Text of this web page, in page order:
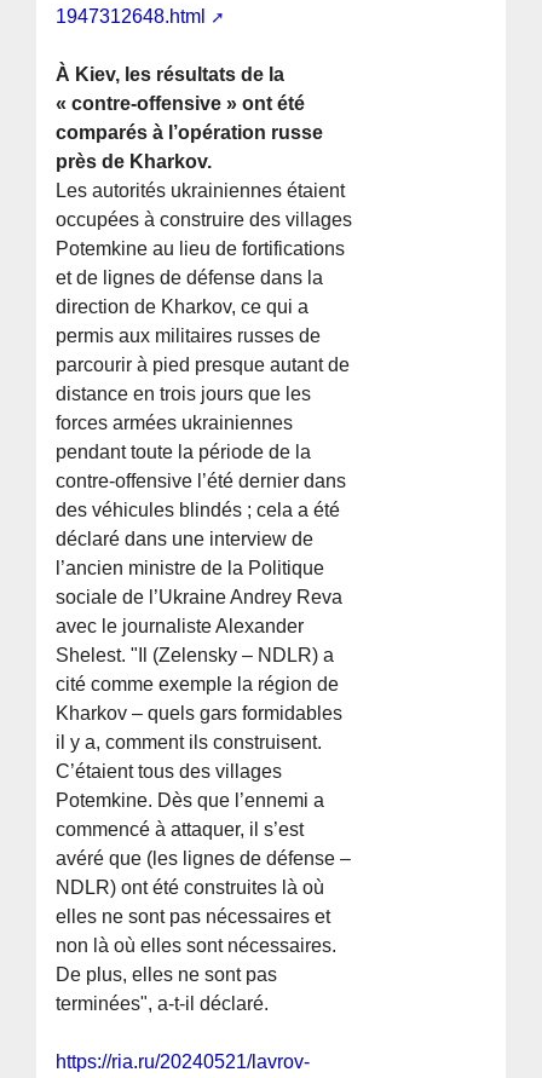
1947312648.html
À Kiev, les résultats de la
« contre-offensive » ont été
comparés à l’opération russe
près de Kharkov.
Les autorités ukrainiennes étaient
occupées à construire des villages
Potemkine au lieu de fortifications
et de lignes de défense dans la
direction de Kharkov, ce qui a
permis aux militaires russes de
parcourir à pied presque autant de
distance en trois jours que les
forces armées ukrainiennes
pendant toute la période de la
contre-offensive l’été dernier dans
des véhicules blindés ; cela a été
déclaré dans une interview de
l’ancien ministre de la Politique
sociale de l’Ukraine Andrey Reva
avec le journaliste Alexander
Shelest. "Il (Zelensky – NDLR) a
cité comme exemple la région de
Kharkov – quels gars formidables
il y a, comment ils construisent.
C’étaient tous des villages
Potemkine. Dès que l’ennemi a
commencé à attaquer, il s’est
avéré que (les lignes de défense –
NDLR) ont été construites là où
elles ne sont pas nécessaires et
non là où elles sont nécessaires.
De plus, elles ne sont pas
terminées", a-t-il déclaré.
https://ria.ru/20240521/lavrov-